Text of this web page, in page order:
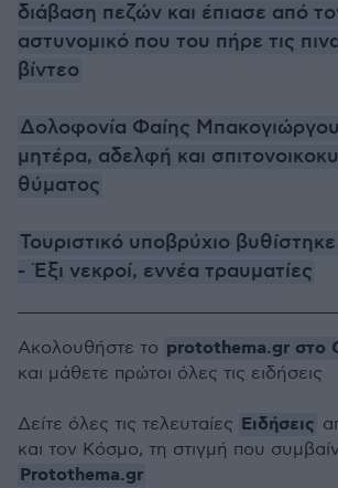
διάβαση πεζών και έπιασε από
αστυνομικό που του πήρε τις
βίντεο
Δολοφονία Φαίης
μητέρα, αδελφή και
θύματος
Τουριστικό υποβρύχιο
- Έξι νεκροί, εννέα τραυματίες
Ακολουθήστε το protothema.gr στο
και μάθετε πρώτοι όλες τις ειδήσεις
Δείτε όλες τις τελευταίες Ειδήσεις
και τον Κόσμο, τη στιγμή που
Protothema.gr